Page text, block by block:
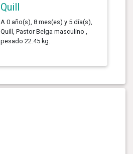
Quill
A 0 año(s), 8 mes(es) y 5 día(s),
Quill, Pastor Belga masculino ,
pesado 22.45 kg.